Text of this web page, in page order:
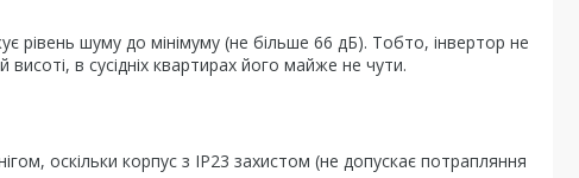
рівень шуму до мінімуму (не більше 66 дБ). Тобто, інвертор не
в сусідніх квартирах його майже не чути.
оскільки корпус з IP23 захистом (не допускає потрапляння